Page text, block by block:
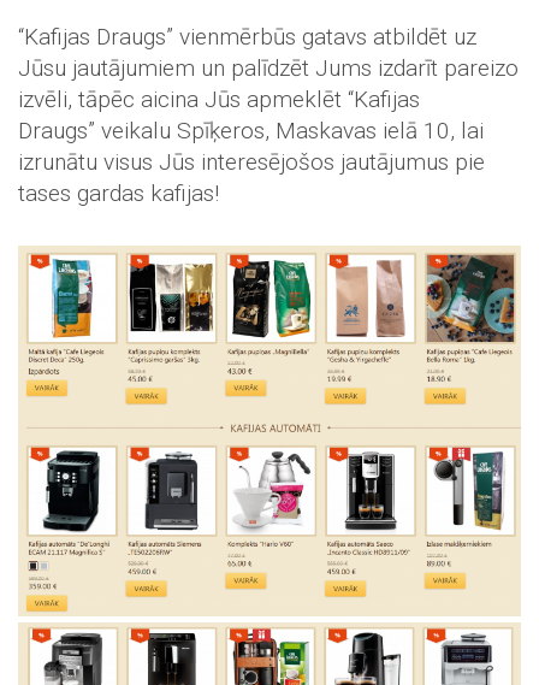
“Kafijas Draugs” vienmērbūs gatavs atbildēt uz
Jūsu jautājumiem un palīdzēt Jums izdarīt pareizo
izvēli, tāpēc aicina Jūs apmeklēt “Kafijas
Draugs” veikalu Spīķeros, Maskavas ielā 10, lai
izrunātu visus Jūs interesējošos jautājumus pie
tases gardas kafijas!